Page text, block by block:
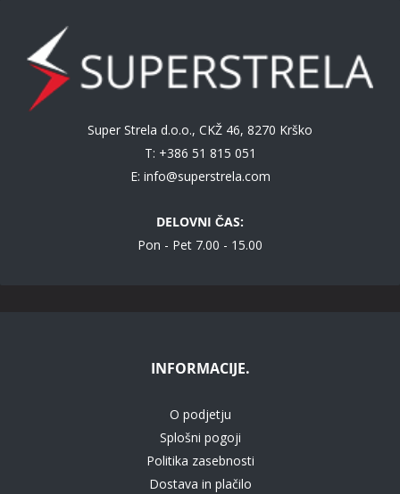
Super Strela d.o.o., CKŽ 46, 8270 Krško
T: +386 51 815 051
E: info@superstrela.com
DELOVNI ČAS:
Pon - Pet 7.00 - 15.00
INFORMACIJE.
O podjetju
Splošni pogoji
Politika zasebnosti
Dostava in plačilo